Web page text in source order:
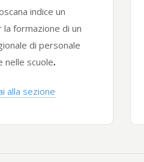
indice un
la formazione di un
di personale
nelle scuole.
alla sezione